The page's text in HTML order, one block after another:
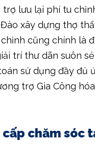
trí thư dãn suôn
sử dụng đầy đủ
trợ Gia Công
chăm sóc
cao năng suất
đều tiến trình
nghệ chủ cồn, trí